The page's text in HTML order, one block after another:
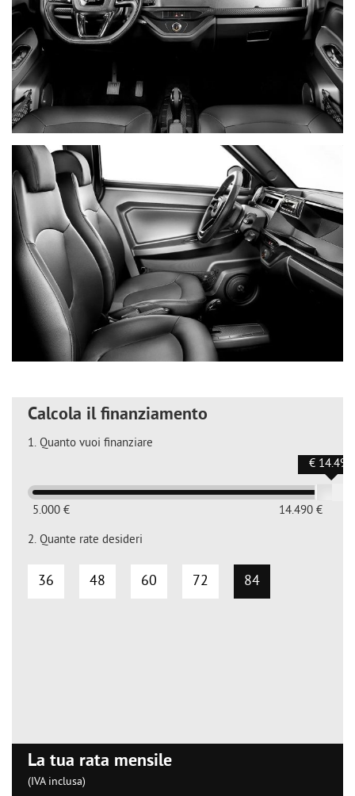
Calcola il finanziamento
1. Quanto vuoi finanziare
5.000 € 14.490 €
€ 14.490
2. Quante rate desideri
36 48 60 72 84
La tua rata mensile
(IVA inclusa)